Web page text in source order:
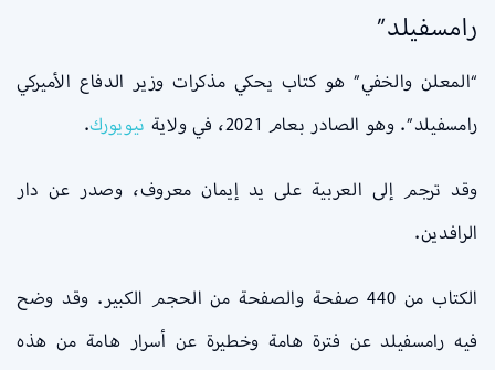
رامسفيلد”
“المعلن والخفي” هو كتاب يحكي مذكرات وزير الدفاع الأميركي
رامسفيلد”. وهو الصادر بعام 2021، في ولاية
نيويورك.
وقد ترجم إلى العربية على يد إيمان معروف، وصدر عن دار
الرافدين.
الكتاب من 440 صفحة والصفحة من الحجم الكبير. وقد وضح
فيه رامسفيلد عن فترة هامة وخطيرة عن أسرار هامة من هذه